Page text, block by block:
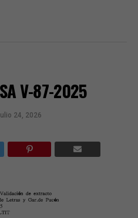
V-87-2025
24, 2026